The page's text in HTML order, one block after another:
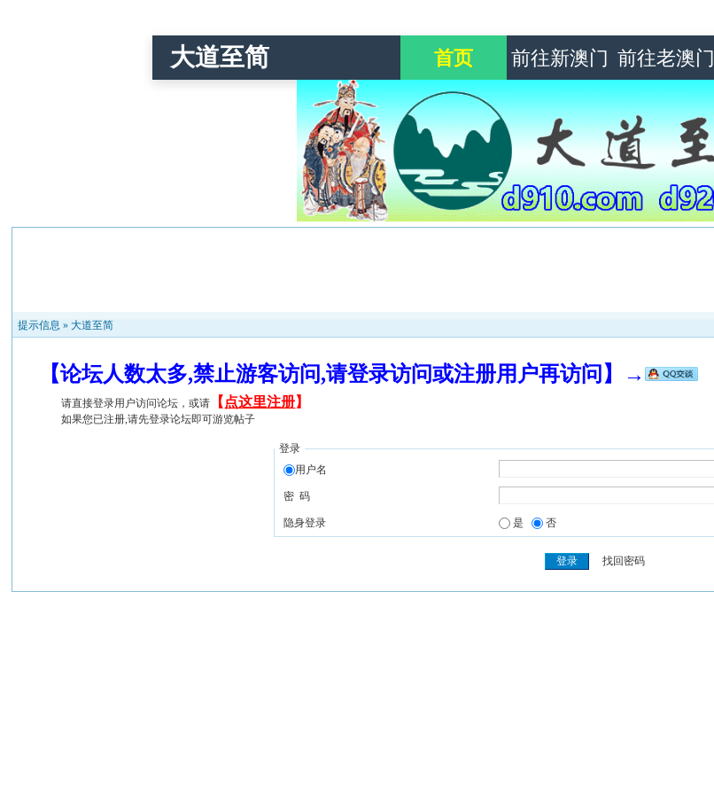
大道至简 首页 前往新澳门 前往老澳门
提示信息 » 大道至简
【论坛人数太多,禁止游客访问,请登录访问或注册用户再访问】→
请直接登录用户访问论坛，或请 【 点这里注册】
如果您已注册,请先登录论坛即可游览帖子
登录
用户名
密 码
隐身登录 是 否
找回密码